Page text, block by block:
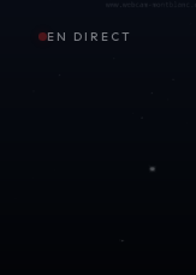
EN DIRECT